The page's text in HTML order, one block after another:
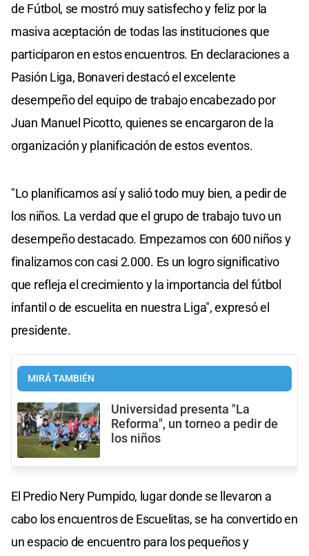
de Fútbol, se mostró muy satisfecho y feliz por la
masiva aceptación de todas las instituciones que
participaron en estos encuentros. En declaraciones a
Pasión Liga, Bonaveri destacó el excelente
desempeño del equipo de trabajo encabezado por
Juan Manuel Picotto, quienes se encargaron de la
organización y planificación de estos eventos.
"Lo planificamos así y salió todo muy bien, a pedir de
los niños. La verdad que el grupo de trabajo tuvo un
desempeño destacado. Empezamos con 600 niños y
finalizamos con casi 2.000. Es un logro significativo
que refleja el crecimiento y la importancia del fútbol
infantil o de escuelita en nuestra Liga", expresó el
presidente.
MIRÁ TAMBIÉN
Universidad presenta "La
Reforma", un torneo a pedir de
los niños
El Predio Nery Pumpido, lugar donde se llevaron a
cabo los encuentros de Escuelitas, se ha convertido en
un espacio de encuentro para los pequeños y